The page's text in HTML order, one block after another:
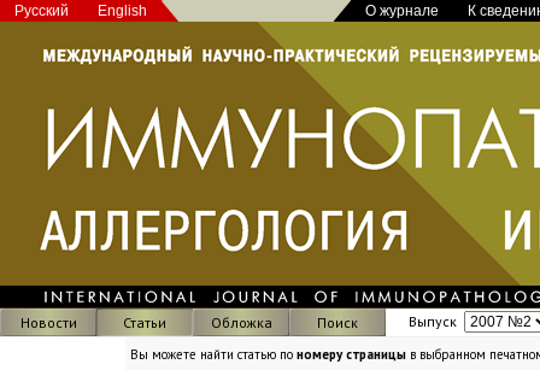
Русский English О журнале К
Новости Статьи Обложка Поиск Выпуск
Вы можете найти статью по номеру страницы в выбранном